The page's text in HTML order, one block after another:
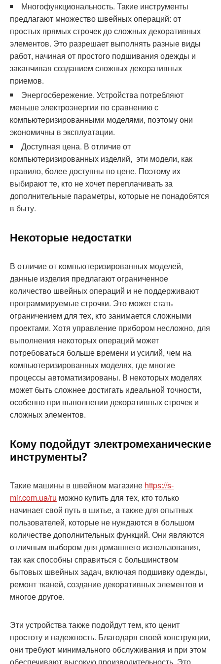
Многофункциональность. Такие инструменты
предлагают множество швейных операций: от
простых прямых строчек до сложных декоративных
элементов. Это разрешает выполнять разные виды
работ, начиная от простого подшивания одежды и
заканчивая созданием сложных декоративных
приемов.
Энергосбережение. Устройства потребляют
меньше электроэнергии по сравнению с
компьютеризированными моделями, поэтому они
экономичны в эксплуатации.
Доступная цена. В отличие от
компьютеризированных изделий, эти модели, как
правило, более доступны по цене. Поэтому их
выбирают те, кто не хочет переплачивать за
дополнительные параметры, которые не понадобятся
в быту.
Некоторые недостатки
В отличие от компьютеризированных моделей,
данные изделия предлагают ограниченное
количество швейных операций и не поддерживают
программируемые строчки. Это может стать
ограничением для тех, кто занимается сложными
проектами. Хотя управление прибором несложно, для
выполнения некоторых операций может
потребоваться больше времени и усилий, чем на
компьютеризированных моделях, где многие
процессы автоматизированы. В некоторых моделях
может быть сложнее достигать идеальной точности,
особенно при выполнении декоративных строчек и
сложных элементов.
Кому подойдут электромеханические
инструменты?
Такие машины в швейном магазине https://s-
mir.com.ua/ru можно купить для тех, кто только
начинает свой путь в шитье, а также для опытных
пользователей, которые не нуждаются в большом
количестве дополнительных функций. Они являются
отличным выбором для домашнего использования,
так как способны справиться с большинством
бытовых швейных задач, включая подшивку одежды,
ремонт тканей, создание декоративных элементов и
многое другое.
Эти устройства также подойдут тем, кто ценит
простоту и надежность. Благодаря своей конструкции,
они требуют минимального обслуживания и при этом